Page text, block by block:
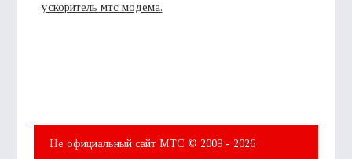
ускоритель мтс модема.
Не официальный сайт МТС © 2009 - 2026